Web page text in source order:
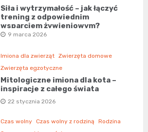
Siła i wytrzymałość – jak łączyć
trening z odpowiednim
wsparciem żywieniowym?
9 marca 2026
Imiona dla zwierząt Zwierzęta domowe
Zwierzęta egzotyczne
Mitologiczne imiona dla kota –
inspiracje z całego świata
22 stycznia 2026
Czas wolny Czas wolny z rodziną
Rodzina